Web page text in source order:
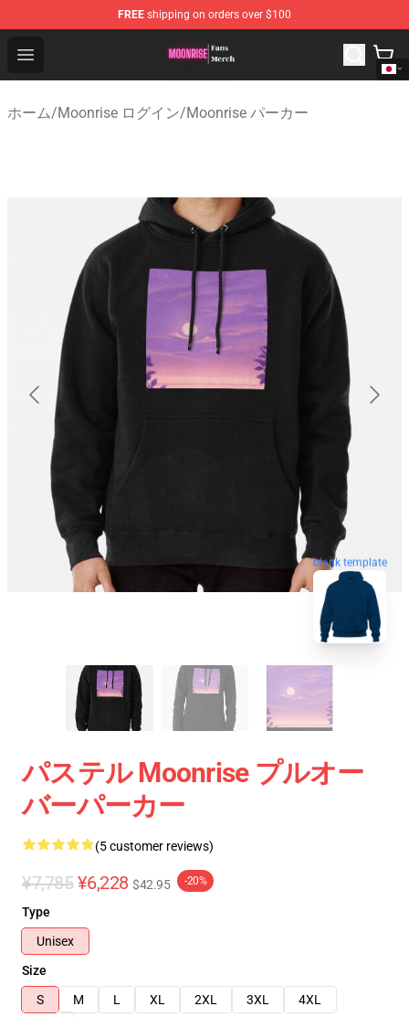
FREE shipping on orders over $100
Open menu
Moonrise Store - Official Moonrise Merchandise Shop
ホーム/Moonrise ログイン/Moonrise パーカー
blank template
パステル Moonrise プルオー
バーパーカー
(5 customer reviews)
¥7,785 ¥6,228 $42.95 -20%
Type
Unisex
Size
S
M L XL 2XL 3XL
4XL